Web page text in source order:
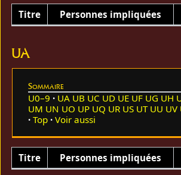
Titre Personnes impliquées
UA
Sommaire
U0–9 UA UB UC UD UE UF UG UH
UM UN UO UP UQ UR US UT UU UV
Top
Voir aussi
Titre Personnes impliquées